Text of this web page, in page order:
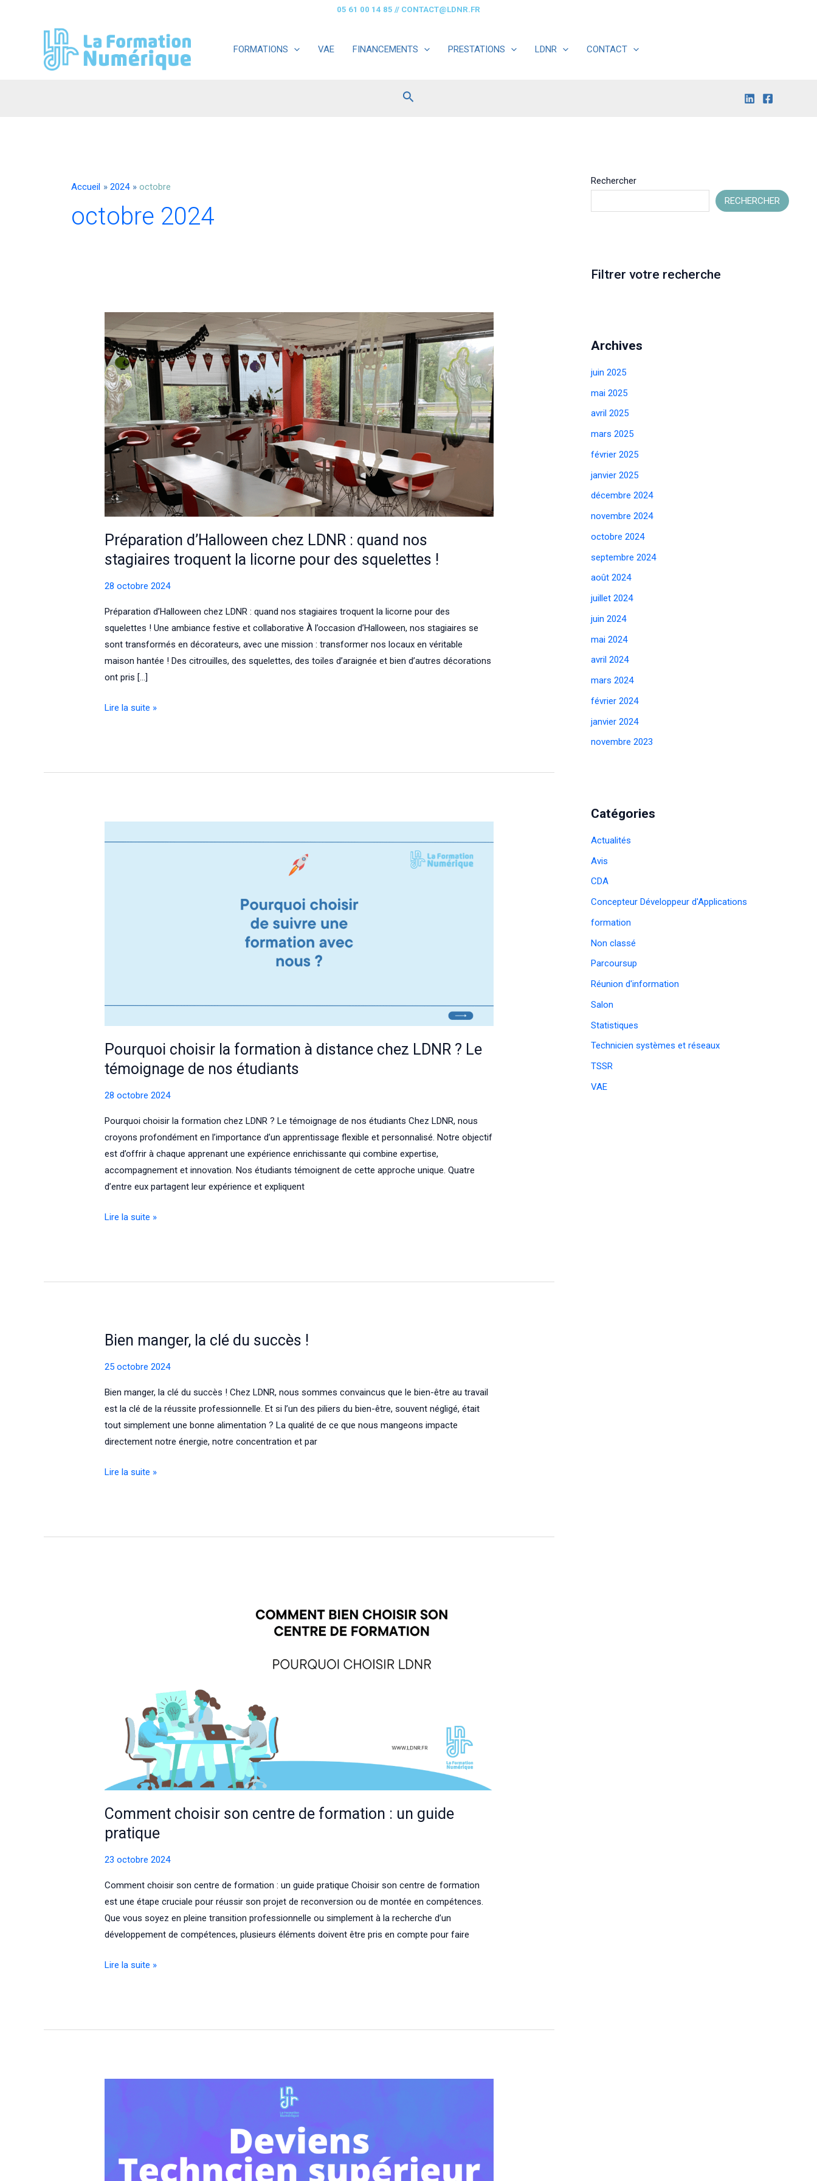
05 61 00 14 85 // CONTACT@LDNR.FR
FORMATIONS VAE FINANCEMENTS PRESTATIONS LDNR CONTACT
Rechercher
Accueil 2024 octobre
octobre 2024
Préparation d’Halloween chez LDNR : quand nos
stagiaires troquent la licorne pour des squelettes !
28 octobre 2024
Préparation d’Halloween chez LDNR : quand nos stagiaires troquent la licorne pour des
squelettes ! Une ambiance festive et collaborative À l’occasion d’Halloween, nos stagiaires se
sont transformés en décorateurs, avec une mission : transformer nos locaux en véritable
maison hantée ! Des citrouilles, des squelettes, des toiles d’araignée et bien d’autres décorations
ont pris […]
Préparation
:
stagiaires
Lire la suite »
Pourquoi choisir la formation à distance chez LDNR ? Le
témoignage de nos étudiants
28 octobre 2024
Pourquoi choisir la formation chez LDNR ? Le témoignage de nos étudiants Chez LDNR, nous
croyons profondément en l’importance d’un apprentissage flexible et personnalisé. Notre objectif
est d’offrir à chaque apprenant une expérience enrichissante qui combine expertise,
accompagnement et innovation. Nos étudiants témoignent de cette approche unique. Quatre
d’entre eux partagent leur expérience et expliquent
Pourquoi
à
LDNR
?
Le
de
nos
étudiants
Lire la suite »
Bien manger, la clé du succès !
25 octobre 2024
Bien manger, la clé du succès ! Chez LDNR, nous sommes convaincus que le bien-être au travail
est la clé de la réussite professionnelle. Et si l’un des piliers du bien-être, souvent négligé, était
tout simplement une bonne alimentation ? La qualité de ce que nous mangeons impacte
directement notre énergie, notre concentration et par
Bien
du
Lire la suite »
Comment choisir son centre de formation : un guide
pratique
23 octobre 2024
Comment choisir son centre de formation : un guide pratique Choisir son centre de formation
est une étape cruciale pour réussir son projet de reconversion ou de montée en compétences.
Que vous soyez en pleine transition professionnelle ou simplement à la recherche d’un
développement de compétences, plusieurs éléments doivent être pris en compte pour faire
Comment
de
un
Lire la suite »
Rechercher
RECHERCHER
Filtrer votre recherche
Archives
juin 2025
mai 2025
avril 2025
mars 2025
février 2025
janvier 2025
décembre 2024
novembre 2024
octobre 2024
septembre 2024
août 2024
juillet 2024
juin 2024
mai 2024
avril 2024
mars 2024
février 2024
janvier 2024
novembre 2023
Catégories
Actualités
Avis
CDA
Concepteur Développeur d'Applications
formation
Non classé
Parcoursup
Réunion d'information
Salon
Statistiques
Technicien systèmes et réseaux
TSSR
VAE